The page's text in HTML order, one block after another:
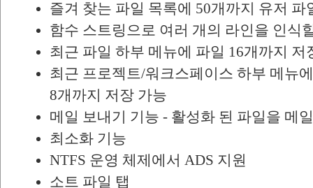
즐겨 찾는 파일 목록에 50개까지 유저 파
함수 스트링으로 여러 개의 라인을 인식
최근 파일 하부 메뉴에 파일 16개까지 저
최근 프로젝트/워크스페이스 하부 메뉴
8개까지 저장 가능
메일 보내기 기능 - 활성화 된 파일을 메
최소화 기능
NTFS 운영 체제에서 ADS 지원
소트 파일 탭